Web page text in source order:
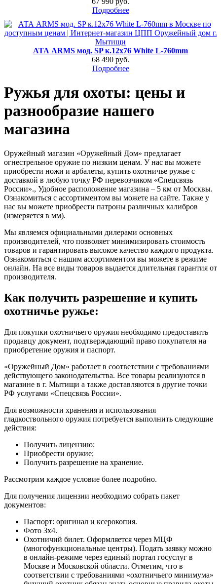
Подробнее
АТА ARMS мод. SP к.12х76 White L-760mm
68 490 руб.
Подробнее
Ружья для охоты: цены и
разнообразие нашего
магазина
Оружейный магазин «Оружейный Дом» предлагает
огнестрельное оружие по низким ценам. У нас вы можете
приобрести ножи и арбалеты, купить охотничье ружье с
доставкой в любую точку РФ перевозчиком «Спецсвязь
России»., Удобное расположение магазина – 5 км от Москвы.
Ознакомиться с ассортиментом вы можете на сайте. Также у
нас вы можете приобрести патроны различных калибров
(измеряется в мм).
Мы являемся официальными дилерами основных
производителей, что позволяет минимизировать стоимость
товаров и гарантировать высокое качество каждого продукта.
Ознакомиться с нашим ассортиментом вы можете в режиме
онлайн. На все виды товаров выдается длительная гарантия от
производителя.
Как получить разрешение и купить
охотничье ружье:
Для покупки охотничьего оружия необходимо предоставить
продавцу документ, подтверждающий право покупателя на
приобретение оружия и паспорт.
«Оружейный Дом» работает в соответствии с требованиями
действующего законодательства. Все товары реализуются в
магазине в г. Мытищи а также доставляются в другие точки
РФ услугами «Спецсвязь России».
Для возможности хранения и использования
гладкоствольного оружия потребуется выполнить следующие
действия:
Получить лицензию;
Приобрести оружие;
Получить разрешение на хранение.
Рассмотрим каждое условие более подробно.
Для получения лицензии необходимо собрать пакет
документов:
Паспорт: оригинал и ксерокопия.
Фото 3х4.
Охотничий билет. Оформляется через МЦФ
(многофункциональные центры). Подать заявку можно
в онлайн-режиме через единый портал госуслуг в
Москве и Московской области. Отметим, что в
соответствии с требованиями «охотничьего минимума»